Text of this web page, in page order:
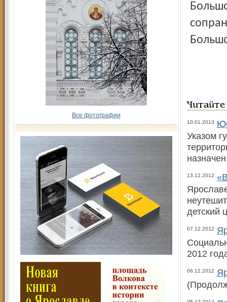
Все фотографии
10.01.2013
Указом
13.12.2012
детский
07.12.2012
2012
06.12.2012